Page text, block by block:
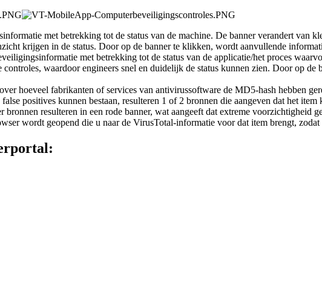
met betrekking tot de status van de machine. De banner verandert van
krijgen in de status. Door op de banner te klikken, wordt aanvullende
met betrekking tot de status van de applicatie/het proces
controles, waardoor engineers snel en duidelijk de status kunnen zien. Door op de
over hoeveel fabrikanten of services van antivirussoftware de MD5-hash hebben
false positives kunnen bestaan, resulteren 1 of 2 bronnen die aangeven dat het item
bronnen resulteren in een rode banner, wat aangeeft dat extreme voorzichtigheid
wordt geopend die u naar de VirusTotal-informatie voor dat item brengt, zodat
: